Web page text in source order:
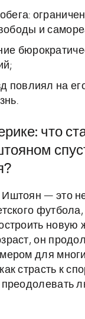
и
повлиял на
что
— это
он
для
страсть к
преодолевать